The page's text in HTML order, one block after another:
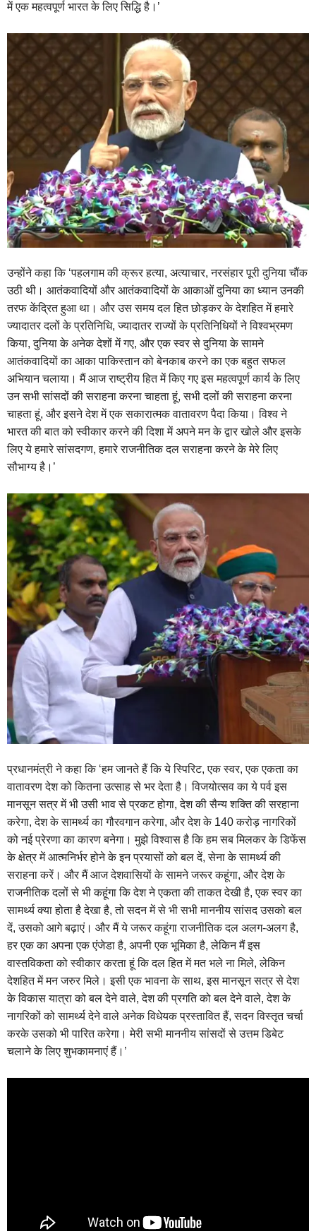
में एक महत्वपूर्ण भारत के लिए सिद्धि है।’
उन्होंने कहा कि ‘पहलगाम की क्रूर हत्या, अत्याचार, नरसंहार पूरी दुनिया चौंक
उठी थी। आतंकवादियों और आतंकवादियों के आकाओं दुनिया का ध्यान उनकी
तरफ केंद्रित हुआ था। और उस समय दल हित छोड़कर के देशहित में हमारे
ज्यादातर दलों के प्रतिनिधि, ज्यादातर राज्यों के प्रतिनिधियों ने विश्वभ्रमण
किया, दुनिया के अनेक देशों में गए, और एक स्वर से दुनिया के सामने
आतंकवादियों का आका पाकिस्तान को बेनकाब करने का एक बहुत सफल
अभियान चलाया। मैं आज राष्ट्रीय हित में किए गए इस महत्वपूर्ण कार्य के लिए
उन सभी सांसदों की सराहना करना चाहता हूं, सभी दलों की सराहना करना
चाहता हूं, और इसने देश में एक सकारात्मक वातावरण पैदा किया। विश्व ने
भारत की बात को स्वीकार करने की दिशा में अपने मन के द्वार खोले और इसके
लिए ये हमारे सांसदगण, हमारे राजनीतिक दल सराहना करने के मेरे लिए
सौभाग्य है।’
प्रधानमंत्री ने कहा कि ‘हम जानते हैं कि ये स्पिरिट, एक स्वर, एक एकता का
वातावरण देश को कितना उत्साह से भर देता है। विजयोत्सव का ये पर्व इस
मानसून सत्र में भी उसी भाव से प्रकट होगा, देश की सैन्य शक्ति की सरहाना
करेगा, देश के सामर्थ्य का गौरवगान करेगा, और देश के 140 करोड़ नागरिकों
को नई प्रेरणा का कारण बनेगा। मुझे विश्वास है कि हम सब मिलकर के डिफेंस
के क्षेत्र में आत्मनिर्भर होने के इन प्रयासों को बल दें, सेना के सामर्थ्य की
सराहना करें। और मैं आज देशवासियों के सामने जरूर कहूंगा, और देश के
राजनीतिक दलों से भी कहूंगा कि देश ने एकता की ताकत देखी है, एक स्वर का
सामर्थ्य क्या होता है देखा है, तो सदन में से भी सभी माननीय सांसद उसको बल
दें, उसको आगे बढ़ाएं। और मैं ये जरूर कहूंगा राजनीतिक दल अलग-अलग है,
हर एक का अपना एक एंजेडा है, अपनी एक भूमिका है, लेकिन मैं इस
वास्तविकता को स्वीकार करता हूं कि दल हित में मत भले ना मिले, लेकिन
देशहित में मन जरुर मिले। इसी एक भावना के साथ, इस मानसून सत्र से देश
के विकास यात्रा को बल देने वाले, देश की प्रगति को बल देने वाले, देश के
नागरिकों को सामर्थ्य देने वाले अनेक विधेयक प्रस्तावित हैं, सदन विस्तृत चर्चा
करके उसको भी पारित करेगा। मेरी सभी माननीय सांसदों से उत्तम डिबेट
चलाने के लिए शुभकामनाएं हैं।’